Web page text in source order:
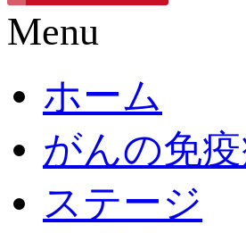
Menu
ホーム
がんの免
ステージ